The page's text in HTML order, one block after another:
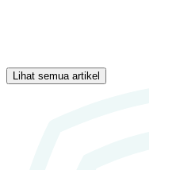
Lihat semua artikel